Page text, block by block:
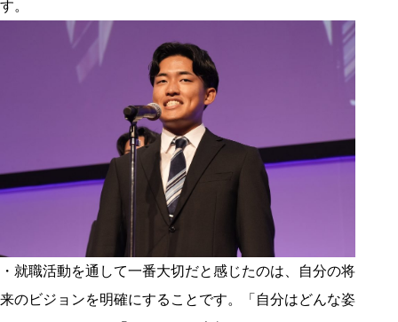
す。
・就職活動を通して一番大切だと感じたのは、自分の将
来のビジョンを明確にすることです。「自分はどんな姿